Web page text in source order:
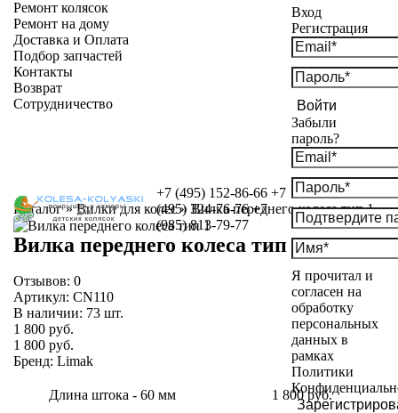
+7 (495) 152-86-66 +7
(495) 324-76-76 +7
(985) 813-79-77
Вход
Регистрация
Войти
Забыли
пароль?
Я прочитал и
согласен на
обработку
персональных
данных в
рамках
Политики
Ремонт колясок
Ремонт на дому
Доставка и Оплата
Подбор запчастей
Контакты
Возврат
Сотрудничество
Каталог»Вилки для колес»Вилка переднего колеса тип 1
Вилка переднего колеса тип 1
Отзывов: 0
Артикул: CN110
В наличии: 73 шт.
1 800 руб.
1 800 руб.
Бренд: Limak
Длина штока - 60 мм 1 800 руб.